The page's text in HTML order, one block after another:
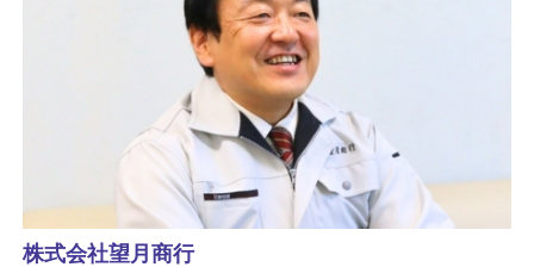
株式会社望月商行